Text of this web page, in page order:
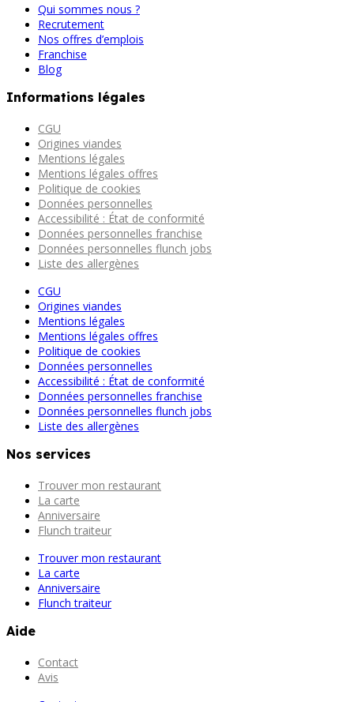
Qui sommes nous ?
Recrutement
Nos offres d’emplois
Franchise
Blog
Informations légales
CGU
Origines viandes
Mentions légales
Mentions légales offres
Politique de cookies
Données personnelles
Accessibilité : État de conformité
Données personnelles franchise
Données personnelles flunch jobs
Liste des allergènes
CGU
Origines viandes
Mentions légales
Mentions légales offres
Politique de cookies
Données personnelles
Accessibilité : État de conformité
Données personnelles franchise
Données personnelles flunch jobs
Liste des allergènes
Nos services
Trouver mon restaurant
La carte
Anniversaire
Flunch traiteur
Trouver mon restaurant
La carte
Anniversaire
Flunch traiteur
Aide
Contact
Avis